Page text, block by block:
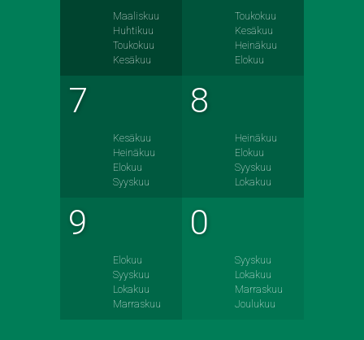
Maaliskuu
Huhtikuu
Toukokuu
Kesäkuu
Toukokuu
Kesäkuu
Heinäkuu
Elokuu
7
Kesäkuu
Heinäkuu
Elokuu
Syyskuu
8
Heinäkuu
Elokuu
Syyskuu
Lokakuu
9
Elokuu
Syyskuu
Lokakuu
Marraskuu
0
Syyskuu
Lokakuu
Marraskuu
Joulukuu